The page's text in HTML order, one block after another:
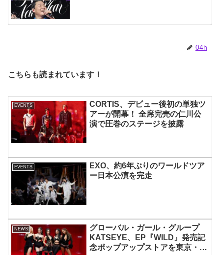
04h
こちらも読まれています！
EVENTS
CORTIS、デビュー後初の単独ツ
アーが開幕！ 全席完売の仁川公
演で圧巻のステージを披露
EVENTS
EXO、約6年ぶりのワールドツア
ー日本公演を完走
NEWS
グローバル・ガール・グループ
KATSEYE、EP『WILD』発売記
念ポップアップストアを東京・原